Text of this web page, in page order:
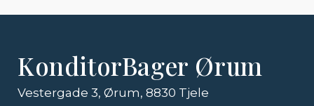
KonditorBager Ørum
Vestergade 3, Ørum, 8830 Tjele